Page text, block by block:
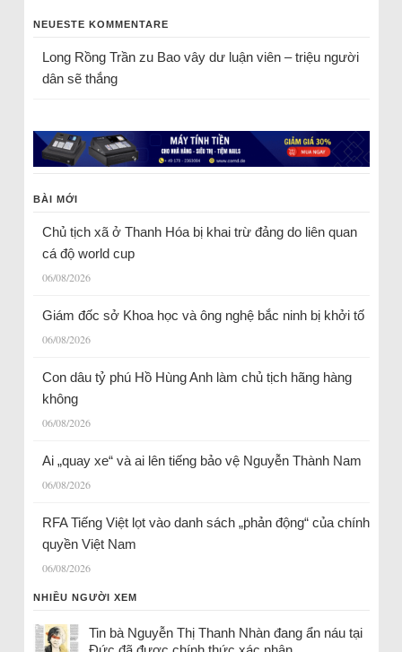
NEUESTE KOMMENTARE
Long Rồng Trầnzu Bao vây dư luận viên – triệu người
dân sẽ thắng
BÀI MỚI
Chủ tịch xã ở Thanh Hóa bị khai trừ đảng do liên quan
cá độ world cup
06/08/2026
Giám đốc sở Khoa học và ông nghệ bắc ninh bị khởi tố
06/08/2026
Con dâu tỷ phú Hồ Hùng Anh làm chủ tịch hãng hàng
không
06/08/2026
Ai „quay xe“ và ai lên tiếng bảo vệ Nguyễn Thành Nam
06/08/2026
RFA Tiếng Việt lọt vào danh sách „phản động“ của chính
quyền Việt Nam
06/08/2026
NHIỀU NGƯỜI XEM
Tin bà Nguyễn Thị Thanh Nhàn đang ẩn náu tại